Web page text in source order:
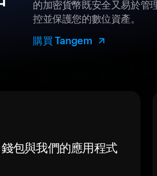
的加密貨幣既安全又易於管
控並保護您的數位資產。
購買 Tangem
包與我們的應用程式